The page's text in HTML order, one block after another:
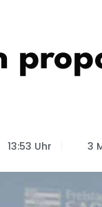
13:53 Uhr 3